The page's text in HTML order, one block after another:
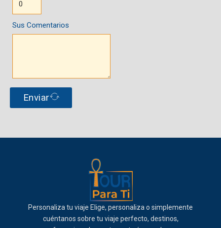
Sus Comentarios
Enviar
Personaliza tu viaje Elige, personaliza o simplemente
cuéntanos sobre tu viaje perfecto, destinos,